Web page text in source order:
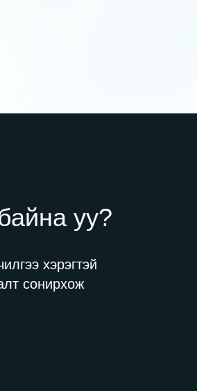
уу?
хэрэгтэй
сонирхож